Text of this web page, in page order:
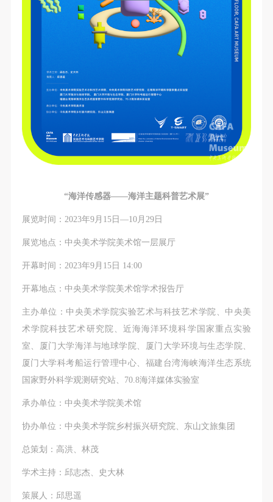
“海洋传感器——海洋主题科普艺术展”
展览时间：2023年9月15日—10月29日
展览地点：中央美术学院美术馆一层展厅
开幕时间：2023年9月15日 14:00
开幕地点：中央美术学院美术馆学术报告厅
主办单位：中央美术学院实验艺术与科技艺术学院、中央美
术学院科技艺术研究院、近海海洋环境科学国家重点实验
室、厦门大学海洋与地球学院、厦门大学环境与生态学院、
厦门大学科考船运行管理中心、福建台湾海峡海洋生态系统
国家野外科学观测研究站、70.8海洋媒体实验室
承办单位：中央美术学院美术馆
协办单位：中央美术学院乡村振兴研究院、东山文旅集团
总策划：高洪、林茂
学术主持：邱志杰、史大林
策展人：邱思遥